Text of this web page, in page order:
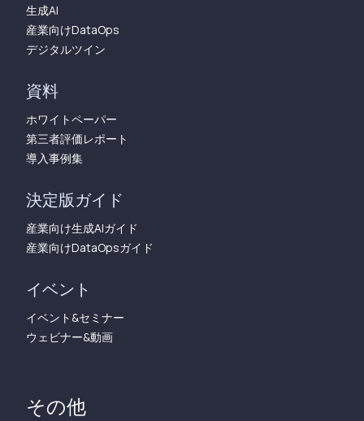
生成AI
産業向けDataOps
デジタルツイン
資料
ホワイトペーパー
第三者評価レポート
導入事例集
決定版ガイド
産業向け生成AIガイド
産業向けDataOpsガイド
イベント
イベント&セミナー
ウェビナー&動画
その他